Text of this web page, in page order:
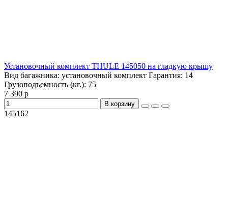
Установочный комплект THULE 145050 на гладкую крышу
Вид багажника: установочный комплект Гарантия: 14
Грузоподъемность (кг.): 75
7 390 р
В корзину
145162